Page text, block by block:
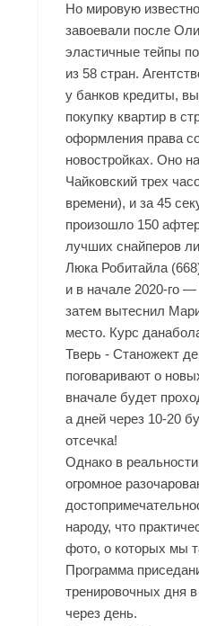
Но мировую
завоевали после
эластичные тейпы
из 58 стран.
у банков кредиты,
покупку квартир в
оформления права
новостройках. Оно
Чайковский трех
времени), и за 45
произошло 150
лучших снайперов
Люка Робитайла
и в начале 2020-го
затем вытеснил
место. Курс
Тверь - Станожект
поговаривают о
вначале будет
а дней через 10-20
отсечка!
Однако в
огромное
народу, что
фото, о которых мы
Программа
тренировочных дня
через день.